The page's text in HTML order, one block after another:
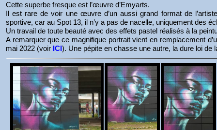
Cette superbe fresque est l’œuvre d’Emyarts.
Il est rare de voir une œuvre d’un aussi grand format de
sportive, car au Spot 13, il n’y a pas de nacelle, uniquement des
Un travail de toute beauté avec des effets pastel réalisés à la
A remarquer que ce magnifique portrait vient en remplacement
mai 2022 (voir ICI). Une pépite en chasse une autre, la dure loi de